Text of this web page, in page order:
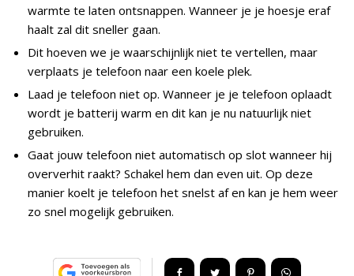
warmte te laten ontsnappen. Wanneer je je hoesje eraf
haalt zal dit sneller gaan.
Dit hoeven we je waarschijnlijk niet te vertellen, maar
verplaats je telefoon naar een koele plek.
Laad je telefoon niet op. Wanneer je je telefoon oplaadt
wordt je batterij warm en dit kan je nu natuurlijk niet
gebruiken.
Gaat jouw telefoon niet automatisch op slot wanneer hij
oververhit raakt? Schakel hem dan even uit. Op deze
manier koelt je telefoon het snelst af en kan je hem weer
zo snel mogelijk gebruiken.